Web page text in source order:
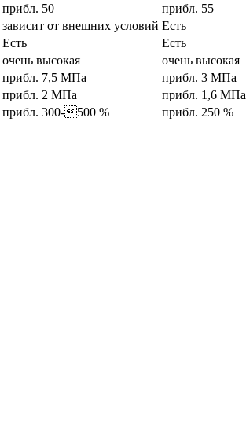
прибл. 50 прибл. 55
зависит от внешних условий Есть
Есть Есть
очень высокая очень высокая
прибл. 7,5 МПа прибл. 3 МПа
прибл. 2 МПа прибл. 1,6 МПа
прибл. 300-500 % прибл. 250 %